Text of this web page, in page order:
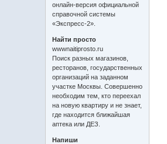
онлайн-версия официальной
справочной системы
«Экспресс-2».
Найти просто
wwwnaitiprosto.ru
Поиск разных магазинов,
ресторанов, государственных
организаций на заданном
участке Москвы. Совершенно
необходим тем, кто переехал
на новую квартиру и не знает,
где находится ближайшая
аптека или ДЕЗ.
Напиши